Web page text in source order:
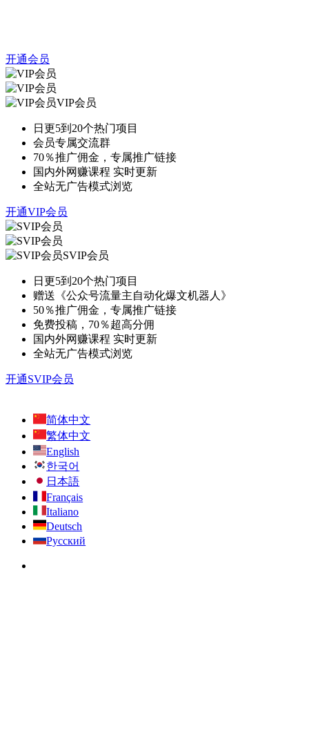
开通会员
VIP会员
日更5到20个热门项目
会员专属交流群
70％推广佣金，专属推广链接
国内外网赚课程 实时更新
全站无广告模式浏览
开通VIP会员
SVIP会员
日更5到20个热门项目
赠送《公众号流量主自动化爆文机器人》
50％推广佣金，专属推广链接
免费投稿，70％超高分佣
国内外网赚课程 实时更新
全站无广告模式浏览
开通SVIP会员
简体中文
繁体中文
English
한국어
日本語
Français
Italiano
Deutsch
Русский